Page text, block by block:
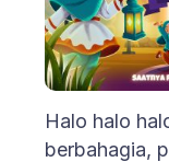
Halo halo
berbahagia,